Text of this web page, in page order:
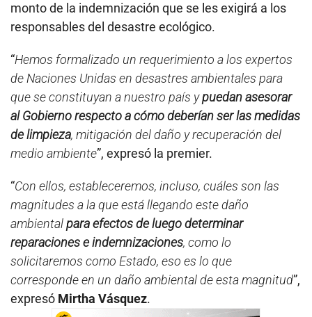
monto de la indemnización que se les exigirá a los
responsables del desastre ecológico.
“Hemos formalizado un requerimiento a los expertos
de Naciones Unidas en desastres ambientales para
que se constituyan a nuestro país ypuedan asesorar
al Gobierno respecto a cómo deberían ser las medidas
de limpieza, mitigación del daño y recuperación del
medio ambiente”, expresó la premier.
“Con ellos, estableceremos, incluso, cuáles son las
magnitudes a la que está llegando este daño
ambientalpara efectos de luego determinar
reparaciones e indemnizaciones, como lo
solicitaremos como Estado, eso es lo que
corresponde en un daño ambiental de esta magnitud”,
expresó Mirtha Vásquez.